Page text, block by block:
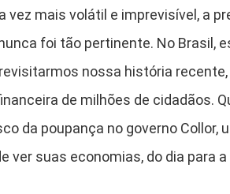
vez mais volátil e imprevisível, a
foi tão pertinente. No Brasil,
nossa história
de milhões de cidadãos.
da poupança no governo Collor,
ver suas economias, do dia para